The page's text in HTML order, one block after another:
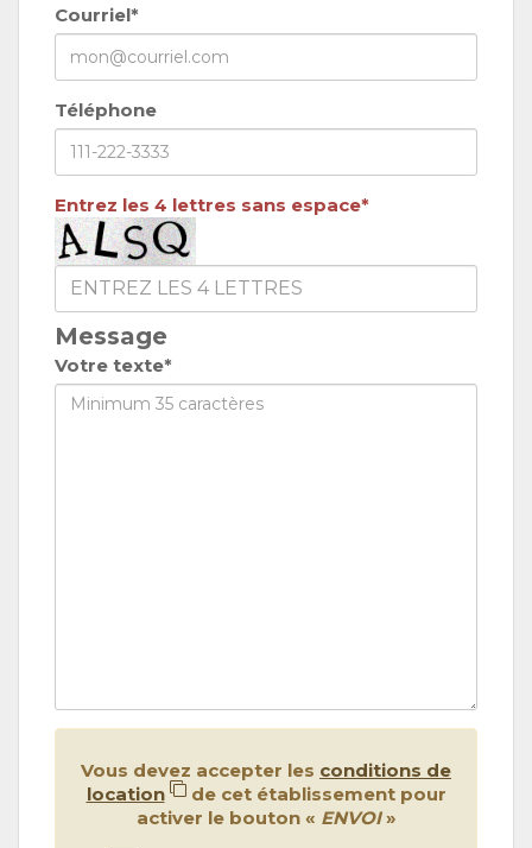
Courriel*
Téléphone
Entrez les 4 lettres sans espace*
Message
Votre texte*
Vous devez accepter les conditions de
location
de cet établissement pour
activer le bouton « ENVOI»